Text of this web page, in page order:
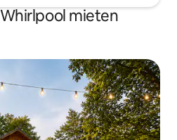
mieten